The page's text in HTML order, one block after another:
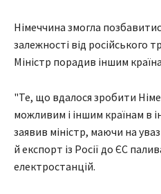
Німеччина змогла
залежності від російського
Міністр порадив іншим
"Те, що вдалося зробити
можливим і іншим країнам в
заявив міністр, маючи на
й експорт із Росії до ЄС
електростанцій.